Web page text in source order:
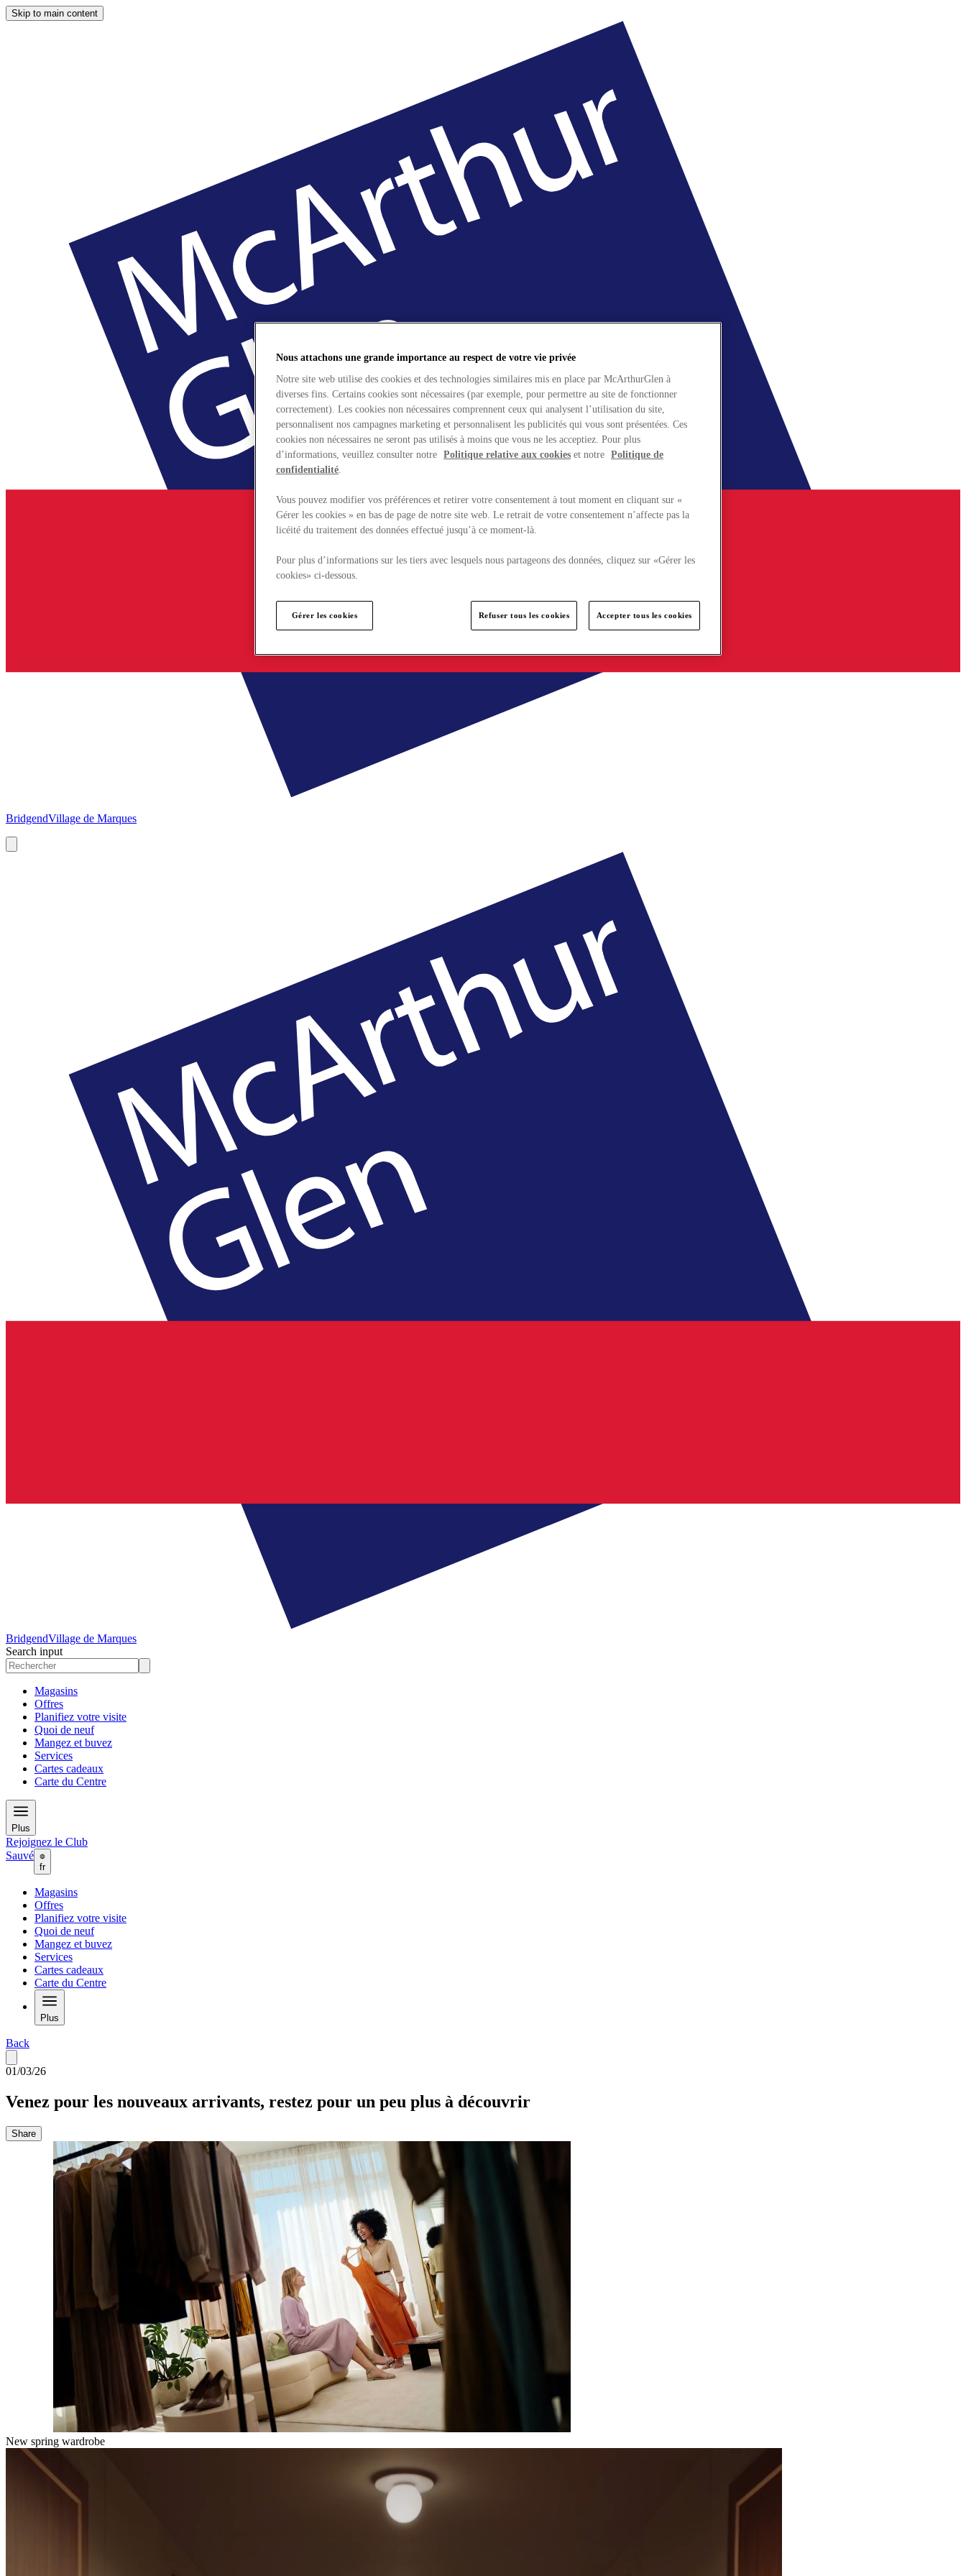
Skip to main content
BridgendVillage de Marques
BridgendVillage de Marques
Search input
Magasins
Offres
Planifiez votre visite
Quoi de neuf
Mangez et buvez
Services
Cartes cadeaux
Carte du Centre
Plus
Rejoignez le Club
Sauvé
fr
Magasins
Offres
Planifiez votre visite
Quoi de neuf
Mangez et buvez
Services
Cartes cadeaux
Carte du Centre
Plus
Back
01/03/26
Venez pour les nouveaux arrivants, restez pour un peu plus à découvrir
Share
New spring wardrobe
Nous attachons une grande importance au respect de votre vie privée
Notre site web utilise des cookies et des technologies similaires mis en place par McArthurGlen à
diverses fins. Certains cookies sont nécessaires (par exemple, pour permettre au site de fonctionner
correctement). Les cookies non nécessaires comprennent ceux qui analysent l’utilisation du site,
personnalisent nos campagnes marketing et personnalisent les publicités qui vous sont présentées. Ces
cookies non nécessaires ne seront pas utilisés à moins que vous ne les acceptiez. Pour plus
d’informations, veuillez consulter notre Politique relative aux cookies et notre Politique de
confidentialité.
Vous pouvez modifier vos préférences et retirer votre consentement à tout moment en cliquant sur «
Gérer les cookies » en bas de page de notre site web. Le retrait de votre consentement n’affecte pas la
licéité du traitement des données effectué jusqu’à ce moment-là.
Pour plus d’informations sur les tiers avec lesquels nous partageons des données, cliquez sur «Gérer les
cookies» ci-dessous.
Gérer les cookies Refuser tous les cookies Accepter tous les cookies